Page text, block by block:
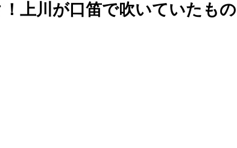
上川が口笛で吹いていたもの